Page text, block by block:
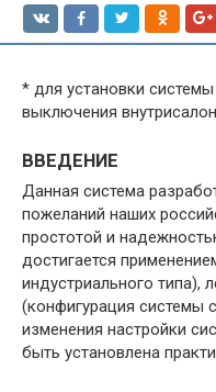
* для установки
выключения
ВВЕДЕНИЕ
Данная система
пожеланий наших
простотой и
достигается
индустриального типа),
(конфигурация системы
изменения настройки
быть установлена